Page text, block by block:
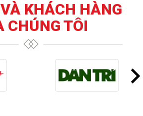
KHÁCH HÀNG
CHÚNG TÔI